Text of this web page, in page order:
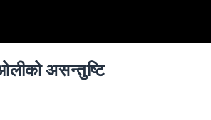
असन्तुष्टि